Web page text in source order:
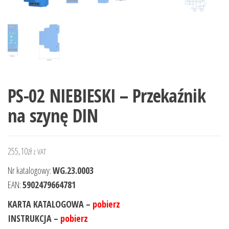
PS-02 NIEBIESKI – Przekaźnik
na szynę DIN
255,10zł z VAT
Nr katalogowy:WG.23.0003
EAN:5902479664781
KARTA KATALOGOWA – pobierz
INSTRUKCJA – pobierz